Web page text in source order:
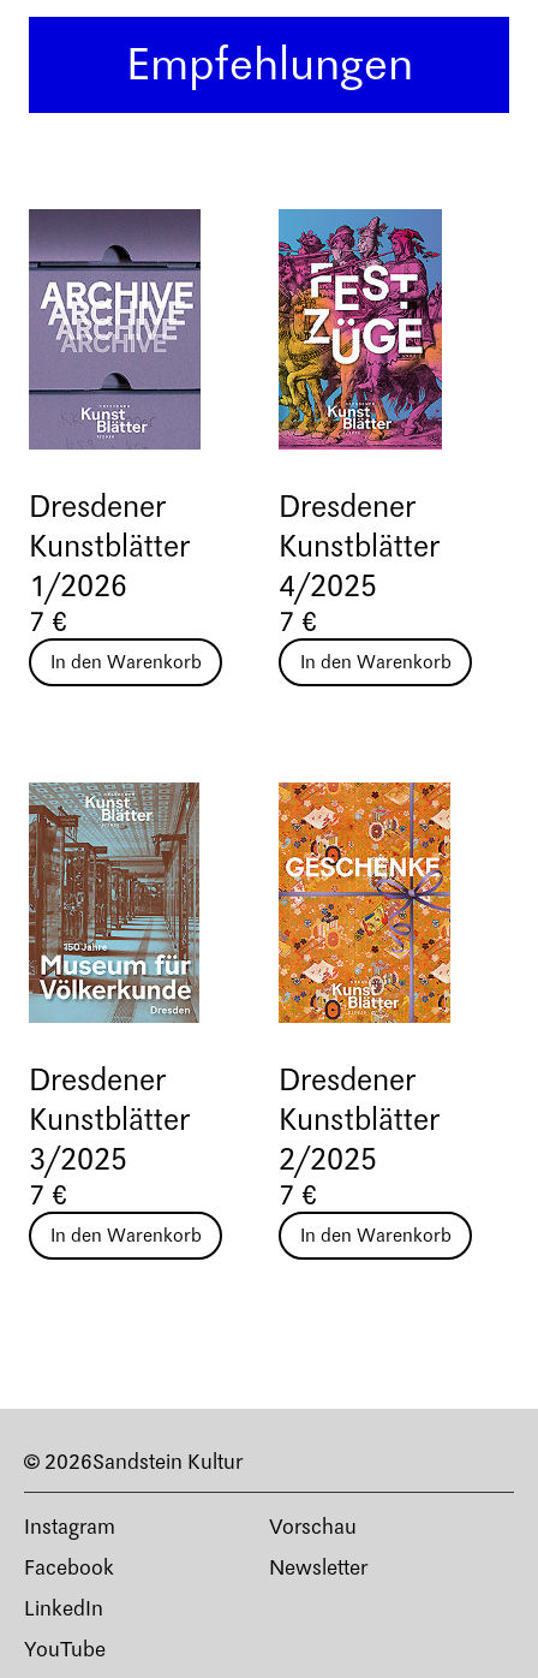
Empfehlungen
Dresdener
Kunstblätter
1/2026
7 €
In den Warenkorb
Dresdener
Kunstblätter
4/2025
7 €
In den Warenkorb
Dresdener
Kunstblätter
3/2025
7 €
In den Warenkorb
Dresdener
Kunstblätter
2/2025
7 €
In den Warenkorb
© 2026Sandstein Kultur
Instagram
Facebook
LinkedIn
YouTube
Vorschau
Newsletter